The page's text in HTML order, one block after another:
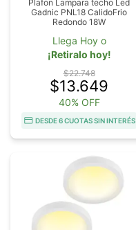
Plafon Lampara techo Led
Gadnic PNL18 CalidoFrio
Redondo 18W
Llega Hoy o
¡Retiralo hoy!
$22.748
$13.649
40% OFF
DESDE 6 CUOTAS SIN INTERÉS